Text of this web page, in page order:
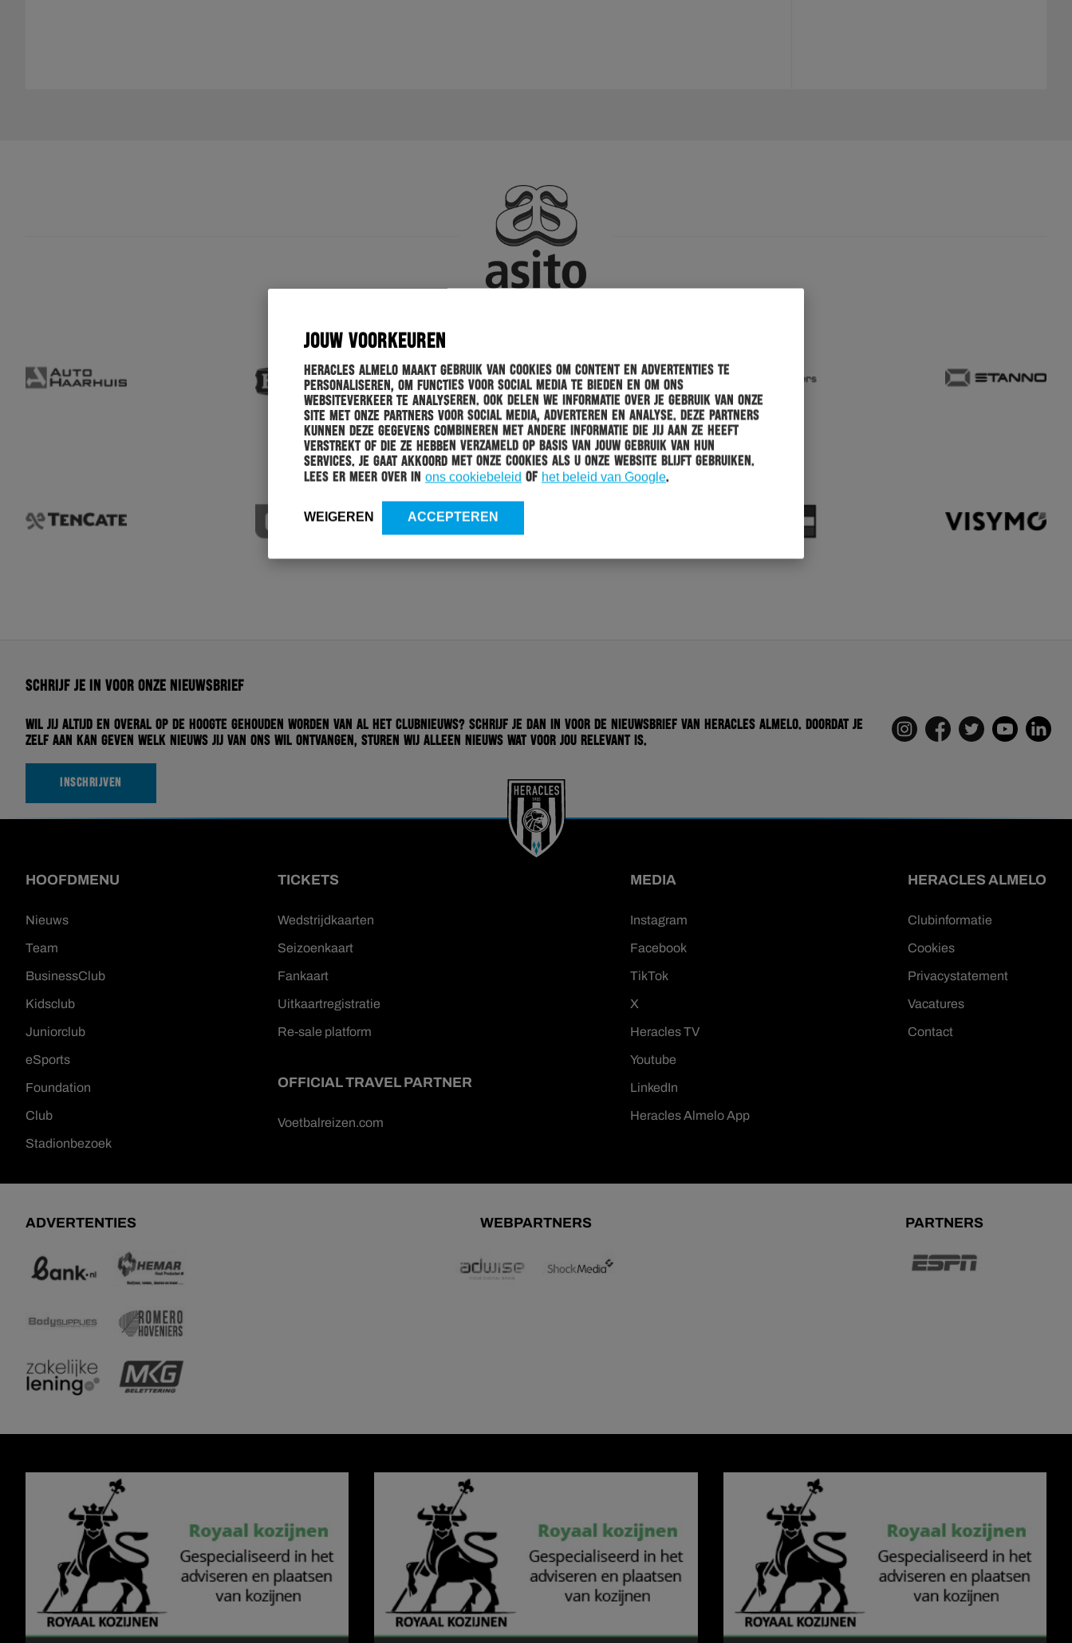
JOUW VOORKEUREN
Heracles Almelo maakt gebruik van cookies om content en advertenties te
personaliseren, om functies voor social media te bieden en om ons
websiteverkeer te analyseren. Ook delen we informatie over je gebruik van onze
site met onze partners voor social media, adverteren en analyse. Deze partners
kunnen deze gegevens combineren met andere informatie die jij aan ze heeft
verstrekt of die ze hebben verzameld op basis van jouw gebruik van hun
services. Je gaat akkoord met onze cookies als u onze website blijft gebruiken.
Lees er meer over in ons cookiebeleid of het beleid van Google.
WEIGEREN ACCEPTEREN
Schrijf je in voor onze nieuwsbrief
Wil jij altijd en overal op de hoogte gehouden worden van al het clubnieuws? Schrijf je dan in voor de nieuwsbrief van Heracles Almelo. Doordat je
zelf aan kan geven welk nieuws jij van ons wil ontvangen, sturen wij alleen nieuws wat voor jou relevant is.
INSCHRIJVEN
HOOFDMENU
Nieuws
Team
BusinessClub
Kidsclub
Juniorclub
eSports
Foundation
Club
Stadionbezoek
TICKETS
Wedstrijdkaarten
Seizoenkaart
Fankaart
Uitkaartregistratie
Re-sale platform
OFFICIAL TRAVEL PARTNER
Voetbalreizen.com
MEDIA
Instagram
Facebook
TikTok
X
Heracles TV
Youtube
LinkedIn
Heracles Almelo App
HERACLES ALMELO
Clubinformatie
Cookies
Privacystatement
Vacatures
Contact
ADVERTENTIES WEBPARTNERS PARTNERS